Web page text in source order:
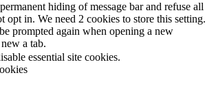
hiding of message bar and refuse all
opt in. We need 2 cookies to store this setting.
prompted again when opening a new
a tab.
essential site cookies.